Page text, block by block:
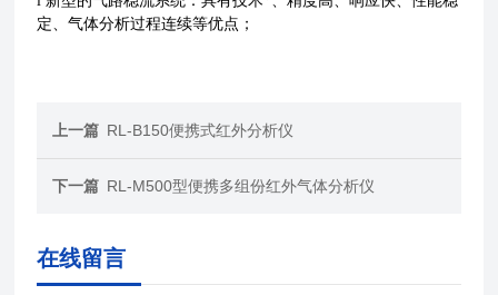
定、气体分析过程连续等优点；
上一篇 RL-B150便携式红外分析仪
下一篇 RL-M500型便携多组份红外气体分析仪
在线留言